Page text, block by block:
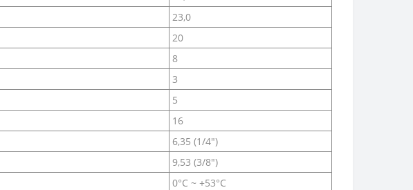
23,0
20
8
3
5
16
6,35 (1/4")
9,53 (3/8")
0°С ~ +53°С